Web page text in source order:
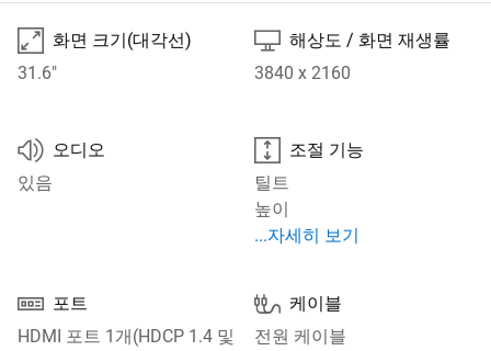

화면 크기(대각선)
31.6"
⎚ 해상도 / 화면 재생률
3840 x 2160
🔊 오디오
있음

조절 기능
틸트
높이
...자세히 보기
 포트
HDMI 포트 1개(HDCP 1.4 및
 케이블
전원 케이블